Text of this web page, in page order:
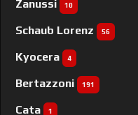
Zanussi 10
Schaub Lorenz 56
Kyocera 4
Bertazzoni 191
Cata 1